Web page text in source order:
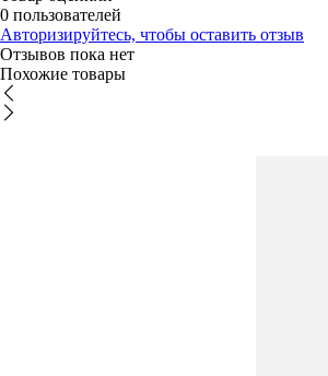
0 пользователей
Авторизируйтесь, чтобы оставить отзыв
Отзывов пока нет
Похожие товары